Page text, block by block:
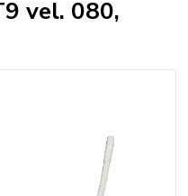
vel. 080,